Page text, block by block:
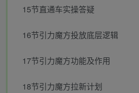
15节直通车实操答疑
16节引力魔方投放底层逻辑
17节引力魔方功能及作用
18节引力魔方拉新计划